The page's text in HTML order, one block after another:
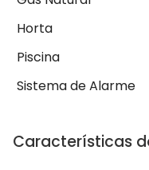
Horta
Piscina
Sistema de Alarme
Características